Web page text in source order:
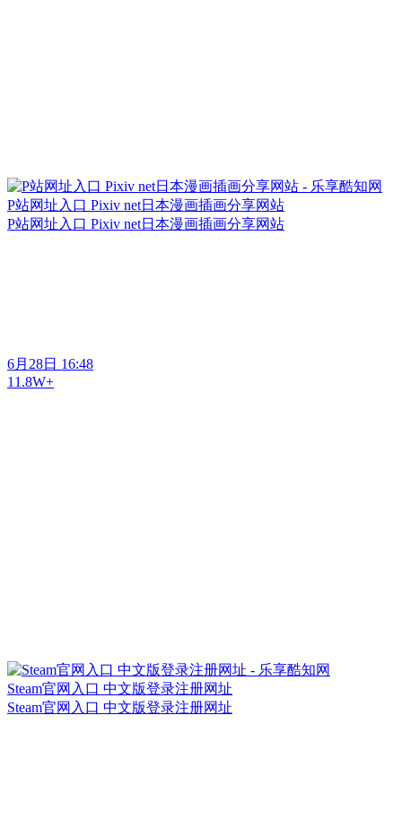
P站网址入口 Pixiv net日本漫画插画分享网站
P站网址入口 Pixiv net日本漫画插画分享网站
6月28日 16:48
11.8W+
Steam官网入口 中文版登录注册网址
Steam官网入口 中文版登录注册网址